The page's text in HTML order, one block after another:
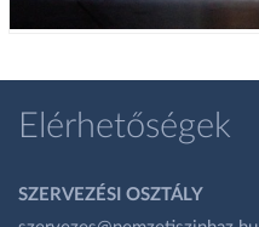
Elérhetőségek
SZERVEZÉSI OSZTÁLY